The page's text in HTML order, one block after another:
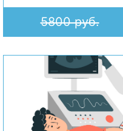
5800 руб.